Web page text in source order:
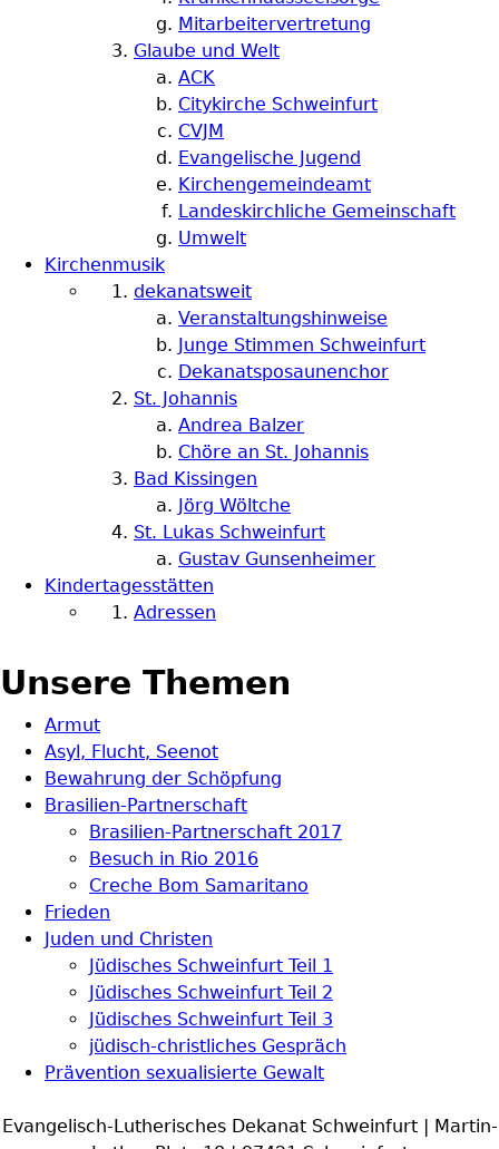
Mitarbeitervertretung
Glaube und Welt
ACK
Citykirche Schweinfurt
CVJM
Evangelische Jugend
Kirchengemeindeamt
Landeskirchliche Gemeinschaft
Umwelt
Kirchenmusik
dekanatsweit
Veranstaltungshinweise
Junge Stimmen Schweinfurt
Dekanatsposaunenchor
St. Johannis
Andrea Balzer
Chöre an St. Johannis
Bad Kissingen
Jörg Wöltche
St. Lukas Schweinfurt
Gustav Gunsenheimer
Kindertagesstätten
Adressen
Unsere Themen
Armut
Asyl, Flucht, Seenot
Bewahrung der Schöpfung
Brasilien-Partnerschaft
Brasilien-Partnerschaft 2017
Besuch in Rio 2016
Creche Bom Samaritano
Frieden
Juden und Christen
Jüdisches Schweinfurt Teil 1
Jüdisches Schweinfurt Teil 2
Jüdisches Schweinfurt Teil 3
jüdisch-christliches Gespräch
Prävention sexualisierte Gewalt
Evangelisch-Lutherisches Dekanat Schweinfurt | Martin-